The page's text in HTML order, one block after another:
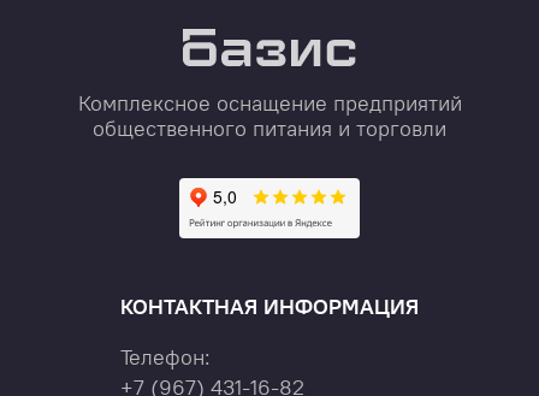
Комплексное оснащение предприятий
общественного питания и торговли
КОНТАКТНАЯ ИНФОРМАЦИЯ
Телефон:
+7 (967) 431-16-82